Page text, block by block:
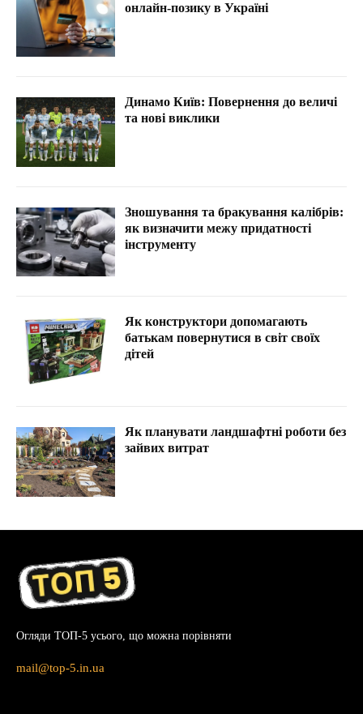
онлайн-позику в Україні
Динамо Київ: Повернення до величі
та нові виклики
Зношування та бракування калібрів:
як визначити межу придатності
інструменту
Як конструктори допомагають
батькам повернутися в світ своїх
дітей
Як планувати ландшафтні роботи без
зайвих витрат
Огляди ТОП-5 усього, що можна порівняти
mail@top-5.in.ua